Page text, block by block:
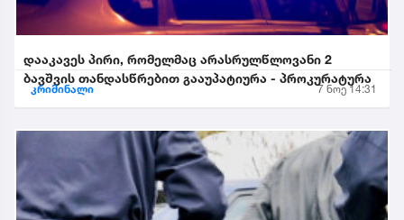
დააკავეს პირი, რომელმაც არასრულწლოვანი 2
ბავშვის თანდასწრებით გააუპატიურა - პროკურატურა
კრიმინალი 7 ნოე 14:31